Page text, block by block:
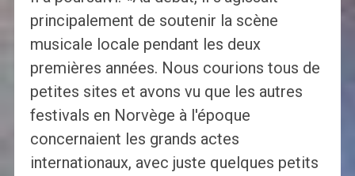
principalement de soutenir la scène
musicale locale pendant les deux
premières années. Nous courions tous de
petites sites et avons vu que les autres
festivals en Norvège à l'époque
concernaient les grands actes
internationaux, avec juste quelques petits